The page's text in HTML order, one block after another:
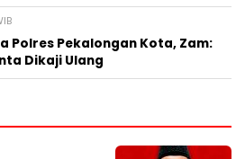
Polres Pekalongan Kota, Zam:
Dikaji Ulang